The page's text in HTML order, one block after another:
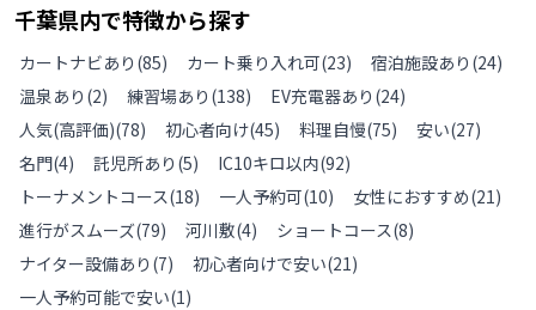
千葉県内で特徴から探す
カートナビあり (85) カート乗り入れ可(23) 宿泊施設あり (24)
温泉あり (2) 練習場あり (138) EV充電器あり (24)
人気(高評価)(78) 初心者向け(45) 料理自慢(75) 安い(27)
名門(4) 託児所あり (5) IC10キロ以内(92)
トーナメントコース(18) 一人予約可(10) 女性におすすめ(21)
進行がスムーズ(79) 河川敷(4) ショートコース(8)
ナイター設備あり (7) 初心者向けで安い(21)
一人予約可能で安い(1)